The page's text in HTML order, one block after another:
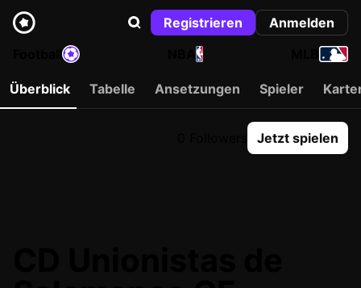
Registrieren
Anmelden
NBA
Überblick Tabelle Ansetzungen Spieler
Jetzt spielen